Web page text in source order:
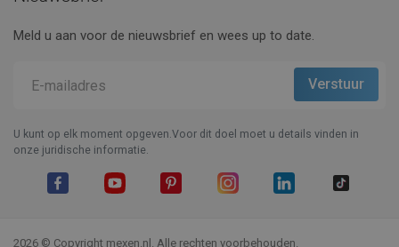
Meld u aan voor de nieuwsbrief en wees up to date.
U kunt op elk moment opgeven.Voor dit doel moet u details vinden in
onze juridische informatie.
2026 © Copyright mexen.nl. Alle rechten voorbehouden.